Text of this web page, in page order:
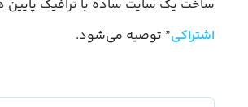
ساخت یک سایت ساده با ترافیک پایین
اشتراکی” توصیه می‌شود.